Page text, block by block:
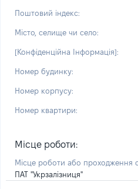
Поштовий індекс:
Місто, селище чи село:
[Конфіденційна Інформація]:
Номер будинку:
Номер корпусу:
Номер квартири:
Місце роботи:
Місце роботи або проходження
ПАТ "Укрзалізниця"